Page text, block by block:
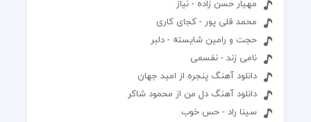
مهیار حسن زاده - نیاز
محمد قلی پور - کجای کاری
حجت و رامین شایسته - دلبر
نامی زند - نفسمی
دانلود آهنگ پنجره از امید جهان
دانلود آهنگ دل من از محمود شاکر
سینا راد - حس خوب